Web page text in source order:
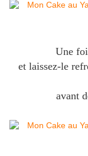
Une
et laissez-le
avant